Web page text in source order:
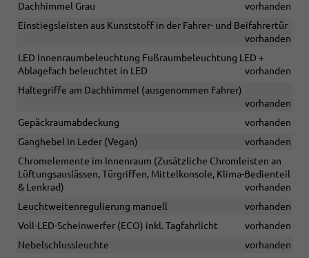
Dachhimmel Grau
vorhanden
Einstiegsleisten aus Kunststoff in der Fahrer- und Beifahrertür
vorhanden
LED Innenraumbeleuchtung Fußraumbeleuchtung LED +
Ablagefach beleuchtet in LED
vorhanden
Haltegriffe am Dachhimmel (ausgenommen Fahrer)
vorhanden
Gepäckraumabdeckung
vorhanden
Ganghebel in Leder (Vegan)
vorhanden
Chromelemente im Innenraum (Zusätzliche Chromleisten an
Lüftungsauslässen, Türgriffen, Mittelkonsole, Klima-Bedienteil
& Lenkrad)
vorhanden
Leuchtweitenregulierung manuell
vorhanden
Voll-LED-Scheinwerfer (ECO) inkl. Tagfahrlicht
vorhanden
Nebelschlussleuchte
vorhanden